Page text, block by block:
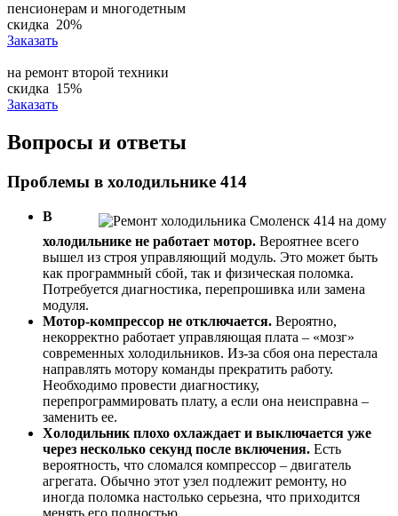
пенсионерам и многодетным
скидка 20%
Заказать
на ремонт второй техники
скидка 15%
Заказать
Вопросы и ответы
Проблемы в холодильнике 414
В
холодильнике не работает мотор. Вероятнее всего
вышел из строя управляющий модуль. Это может быть
как программный сбой, так и физическая поломка.
Потребуется диагностика, перепрошивка или замена
модуля.
Мотор-компрессор не отключается. Вероятно,
некорректно работает управляющая плата – «мозг»
современных холодильников. Из-за сбоя она перестала
направлять мотору команды прекратить работу.
Необходимо провести диагностику,
перепрограммировать плату, а если она неисправна –
заменить ее.
Холодильник плохо охлаждает и выключается уже
через несколько секунд после включения. Есть
вероятность, что сломался компрессор – двигатель
агрегата. Обычно этот узел подлежит ремонту, но
иногда поломка настолько серьезна, что приходится
менять его полностью.